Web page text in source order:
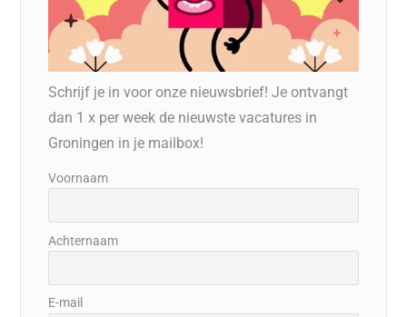
Schrijf je in voor onze nieuwsbrief! Je ontvangt
dan 1 x per week de nieuwste vacatures in
Groningen in je mailbox!
Voornaam
Achternaam
E-mail